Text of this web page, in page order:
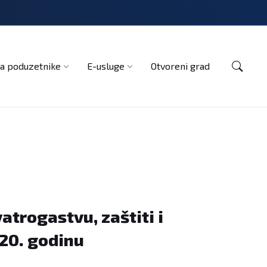
poduzetnike E-usluge Otvoreni grad
zaštiti i
godinu